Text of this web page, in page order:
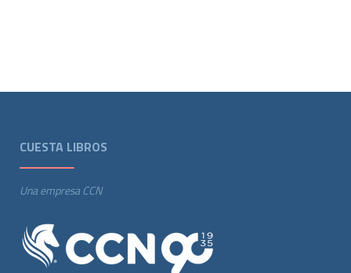
CUESTA LIBROS
Una empresa CCN